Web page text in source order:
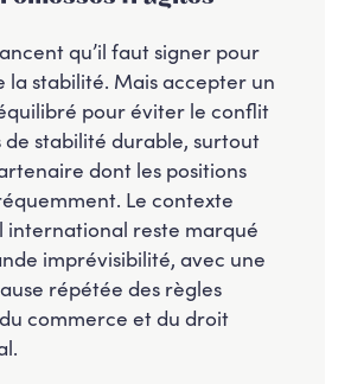
qu’il faut signer pour
la stabilité. Mais accepter un
pour éviter le conflit
de stabilité durable, surtout
dont les positions
Le contexte
international reste marqué
imprévisibilité, avec une
répétée des règles
commerce et du droit